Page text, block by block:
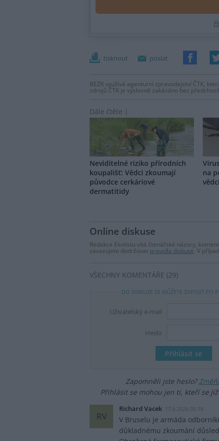
tisknout poslat
BEZK využívá agenturní zpravodajství ČTK,
zdrojů ČTK je výslovně zakázáno bez
Dále čtěte |
Neviditelné riziko přírodních
koupališť: Vědci zkoumají
původce cerkáriové
dermatitidy
na
vědci
Online diskuse
Redakce Ekolistu vítá čtenářské názory,
zavazujete dodržovat pravidla diskuse. V
VŠECHNY KOMENTÁŘE (29)
DO DISKUZE SE MŮŽETE ZAPOJIT PO
Uživatelský e-mail
Heslo
Zapomněli jste heslo?
Přihlásit se mohou jen ti, kteří se již
RV
Richard Vacek 17.6.2026 05:18
V Bruselu je armáda
důkladnému zkoumání